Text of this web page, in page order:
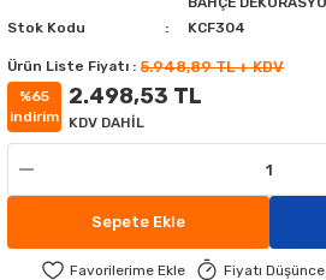
ÇİM ARMATÜR
APLİKLER
AYDINLATMA
APLİKLER
Stok Kodu
KCF304
Ürün Liste Fiyatı : 5.948,89 TL + KDV
%65
indirim
2.498,53 TL
KDV DAHİL
Sepete Ekle
Fiyatı